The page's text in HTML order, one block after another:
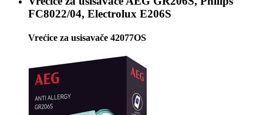
FC8022/04, Electrolux E206S
Vrećice za usisavače 42077OS